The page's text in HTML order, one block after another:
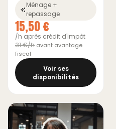
Ménage +
repassage
15,50 €
/h après crédit d'impôt
31 €/h avant avantage
fiscal
Voir ses
disponibilités